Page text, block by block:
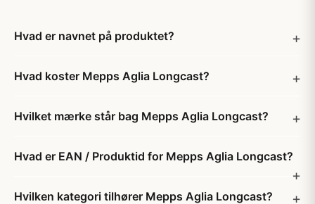
Hvad er navnet på produktet?
Hvad koster Mepps Aglia Longcast?
Hvilket mærke står bag Mepps Aglia Longcast?
Hvad er EAN / Produktid for Mepps Aglia Longcast?
Hvilken kategori tilhører Mepps Aglia Longcast?